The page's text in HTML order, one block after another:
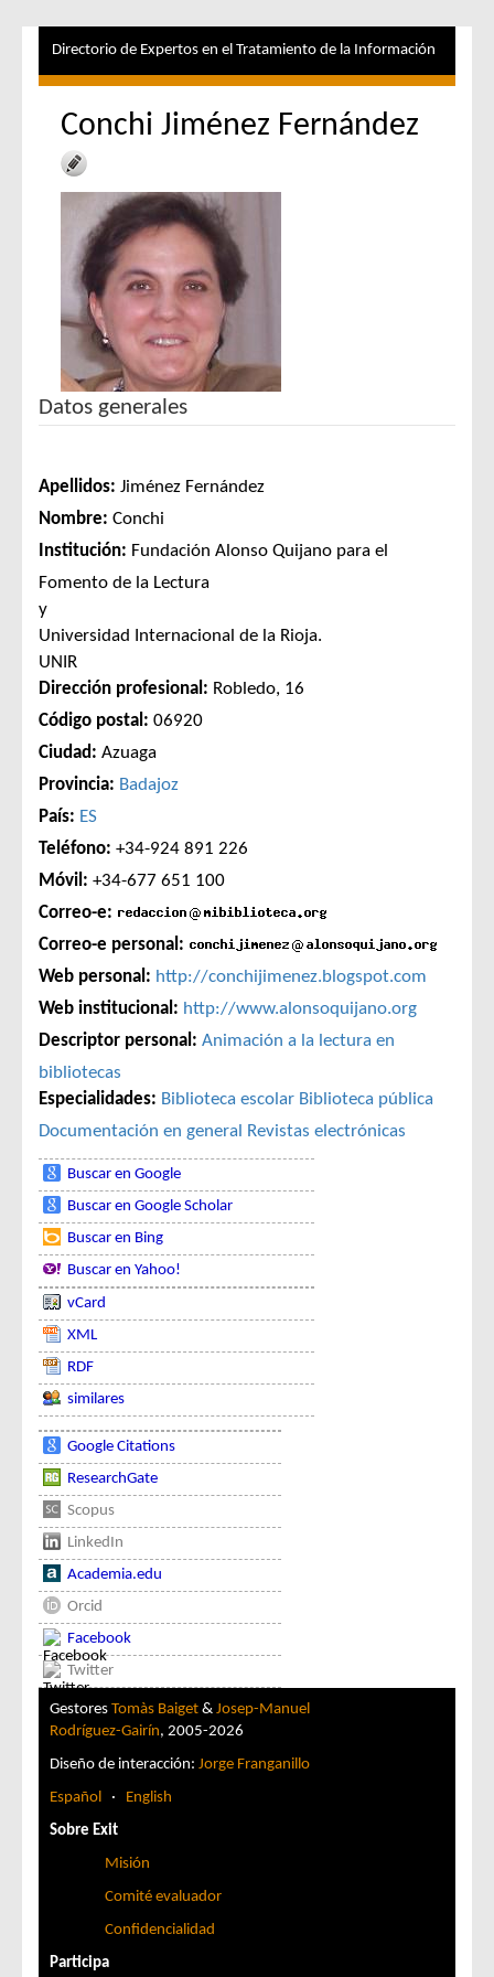
Directorio de Expertos en el Tratamiento de la Información
Conchi Jiménez Fernández
Datos generales
Apellidos: Jiménez Fernández
Nombre: Conchi
Institución: Fundación Alonso Quijano para el
Fomento de la Lectura
y
Universidad Internacional de la Rioja.
UNIR
Dirección profesional: Robledo, 16
Código postal: 06920
Ciudad: Azuaga
Provincia: Badajoz
País: ES
Teléfono: +34-924 891 226
Móvil: +34-677 651 100
Correo-e:
Correo-e personal:
Web personal: http://conchijimenez.blogspot.com
Web institucional: http://www.alonsoquijano.org
Descriptor personal: Animación a la lectura en
bibliotecas
Especialidades: Biblioteca escolar Biblioteca pública
Documentación en general
Revistas electrónicas
Buscar en Google
Buscar en Google Scholar
Buscar en Bing
Buscar en Yahoo!
vCard
XML
RDF
similares
Google Citations
ResearchGate
Scopus
LinkedIn
Academia.edu
Orcid
Facebook
Twitter
Gestores Tomàs Baiget & Josep-Manuel
Rodríguez-Gairín, 2005-2026
Diseño de interacción: Jorge Franganillo
Español · English
Sobre Exit
Misión
Comité evaluador
Confidencialidad
Participa